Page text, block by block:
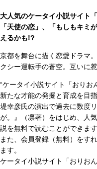
大人気のケータイ小説サイト
「天使の恋」、「もしもキミ
えるかも!?
京都を舞台に描く恋愛ドラマ
クシー運転手の蒼空。互いに
“ケータイ小説サイト「おりお
新たな才能の発掘と育成を目
堤幸彦氏の演出で過去に数度
が。』（凛著）をはじめ、人
説を無料で読むことができます
また、会員登録（無料）をす
ます。
ケータイ小説サイト「おりお